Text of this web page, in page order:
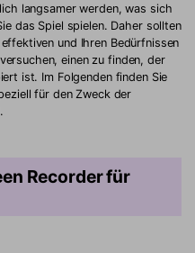
langsamer werden, was sich
das Spiel spielen. Daher sollten
und Ihren Bedürfnissen
einen zu finden, der
ist. Im Folgenden finden Sie
für den Zweck der
Recorder für